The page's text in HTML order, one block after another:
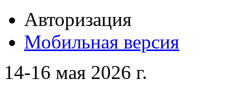
Авторизация
Мобильная версия
14-16 мая 2026 г.